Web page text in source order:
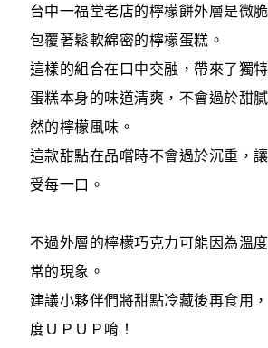
台中一福堂老店的檸檬餅外層是微
包覆著鬆軟綿密的檸檬蛋糕。
這樣的組合在口中交融，帶來了獨
蛋糕本身的味道清爽，不會過於甜
然的檸檬風味。
這款甜點在品嚐時不會過於沉重，
受每一口。
不過外層的檸檬巧克力可能因為溫
常的現象。
建議小夥伴們將甜點冷藏後再食用
度ＵＰＵＰ唷！